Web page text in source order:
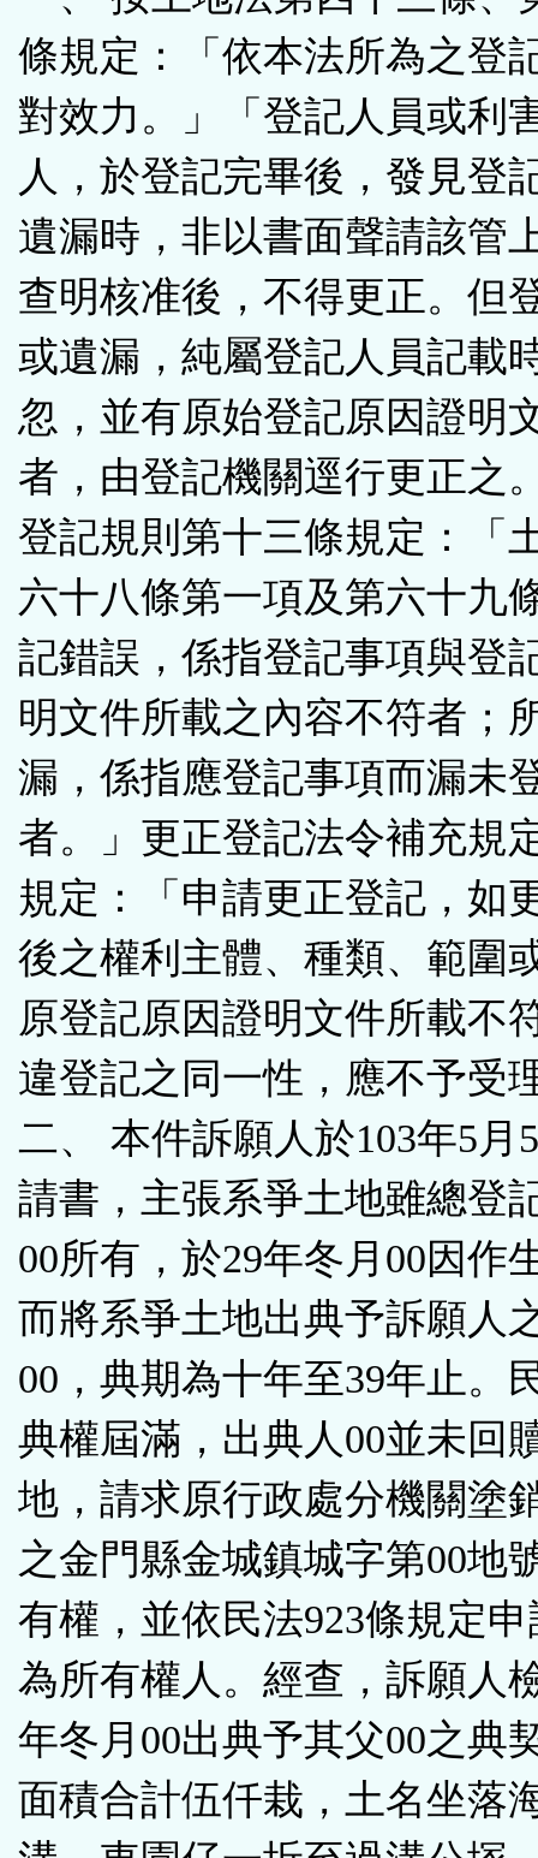
條規定：「依本法所為之登
對效力。」「登記人員或利
人，於登記完畢後，發見登
遺漏時，非以書面聲請該管
查明核准後，不得更正。但
或遺漏，純屬登記人員記載
忽，並有原始登記原因證明
者，由登記機關逕行更正之
登記規則第十三條規定：「
六十八條第一項及第六十九
記錯誤，係指登記事項與登
明文件所載之內容不符者；
漏，係指應登記事項而漏未
者。」更正登記法令補充規
規定：「申請更正登記，如
後之權利主體、種類、範圍
原登記原因證明文件所載不
違登記之同一性，應不予受
二、 本件訴願人於103年5月
請書，主張系爭土地雖總登
00所有，於29年冬月00因作
而將系爭土地出典予訴願人
00，典期為十年至39年止。
典權屆滿，出典人00並未回
地，請求原行政處分機關塗
之金門縣金城鎮城字第00地
有權，並依民法923條規定
為所有權人。經查，訴願人
年冬月00出典予其父00之典
面積合計伍仟栽，土名坐落